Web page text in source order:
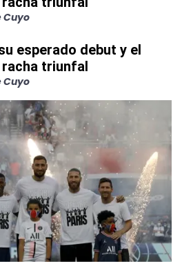
Cuyo
esperado debut y el
racha triunfal
Cuyo